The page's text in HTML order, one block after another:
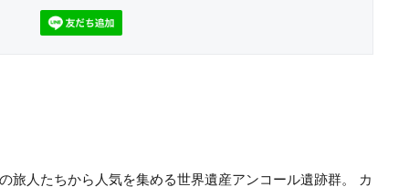
旅人たちから人気を集める世界遺産アンコール遺跡群。 カ